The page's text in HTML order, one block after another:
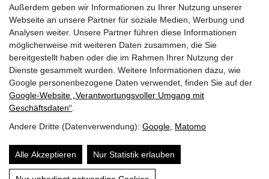
Außerdem geben wir Informationen zu Ihrer Nutzung unserer
Webseite an unsere Partner für soziale Medien, Werbung und
Analysen weiter. Unsere Partner führen diese Informationen
möglicherweise mit weiteren Daten zusammen, die Sie
bereitgestellt haben oder die im Rahmen Ihrer Nutzung der
Dienste gesammelt wurden. Weitere Informationen dazu, wie
Google personenbezogene Daten verwendet, finden Sie auf der
Google‑Website „Verantwortungsvoller Umgang mit
Geschäftsdaten“
Andere Dritte (Datenverwendung): Google Matomo
Alle Akzeptieren Nur Statistik erlauben
LINKS
SITEMAP
IMPRESSUM & DATENSCHUTZ